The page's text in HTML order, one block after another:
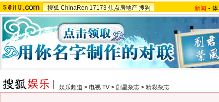
搜狐 ChinaRen 17173 焦点房地产 搜狗 新闻 -
娱乐频道 > 电视 TV > 剧星杂志 > 精彩杂志